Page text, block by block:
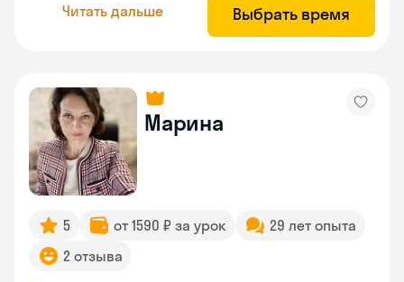
Читать дальше Выбрать время
Марина
5 от 1590 ₽ за урок
29 лет опыта
2 отзыва